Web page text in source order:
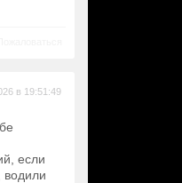
в 19:51:49
если
водили